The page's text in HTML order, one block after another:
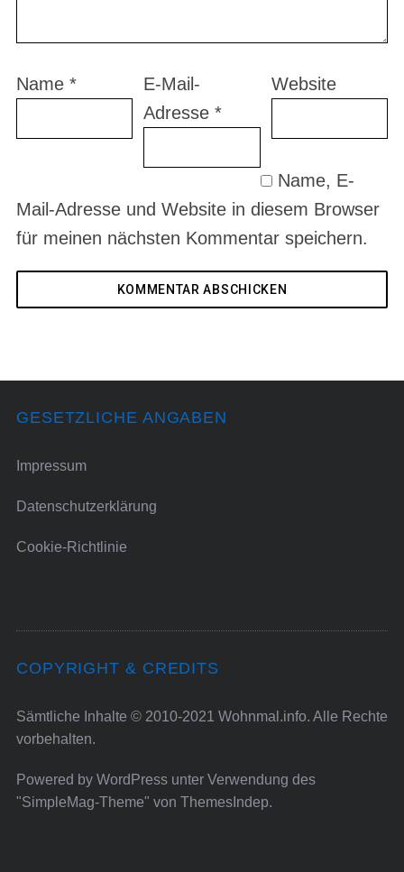
Name *
E-Mail-
Adresse*
Website
Name, E-
Mail-Adresse und Website in diesem Browser
für meinen nächsten Kommentar speichern.
GESETZLICHE ANGABEN
Impressum
Datenschutzerklärung
Cookie-Richtlinie
COPYRIGHT & CREDITS
Sämtliche Inhalte © 2010-2021 Wohnmal.info. Alle Rechte
vorbehalten.
Powered by WordPressunter Verwendung des
"SimpleMag-Theme" von ThemesIndep.